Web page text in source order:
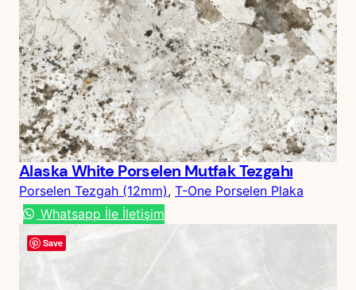
Alaska White Porselen Mutfak Tezgahı
Porselen Tezgah (12mm), T-One Porselen Plaka
Whatsapp İle İletişim
Save